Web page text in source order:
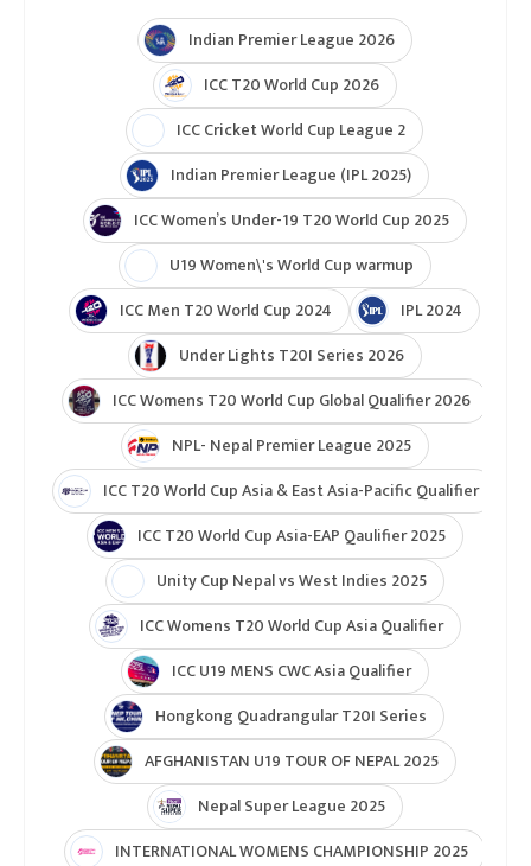
Indian Premier League 2026
ICC T20 World Cup 2026
ICC Cricket World Cup League 2
Indian Premier League (IPL 2025)
ICC Women’s Under-19 T20 World Cup 2025
U19 Women\'s World Cup warmup
ICC Men T20 World Cup 2024
IPL 2024
Under Lights T20I Series 2026
ICC Womens T20 World Cup Global Qualifier 2026
NPL- Nepal Premier League 2025
ICC T20 World Cup Asia & East Asia-Pacific Qualifier
ICC T20 World Cup Asia-EAP Qaulifier 2025
Unity Cup Nepal vs West Indies 2025
ICC Womens T20 World Cup Asia Qualifier
ICC U19 MENS CWC Asia Qualifier
Hongkong Quadrangular T20I Series
AFGHANISTAN U19 TOUR OF NEPAL 2025
Nepal Super League 2025
INTERNATIONAL WOMENS CHAMPIONSHIP 2025